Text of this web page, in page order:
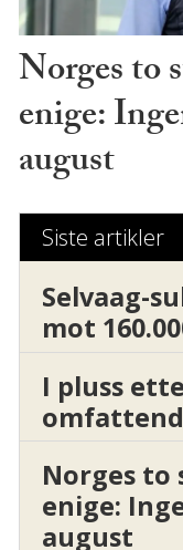
Norges to
enige:
august
Siste artikler
Selvaag-
mot
I pluss
Norges to
enige:
august